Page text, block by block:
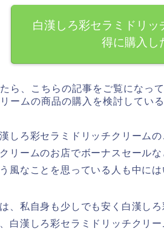
白漢しろ彩セラミドリ
得に購入し
ら、こちらの記事をご覧になっ
ームの商品の購入を検討してい
しろ彩セラミドリッチクリーム
リームのお店でボーナスセール
風なことを思っている人も中に
、私自身も少しでも安く白漢し
白漢しろ彩セラミドリッチクリ